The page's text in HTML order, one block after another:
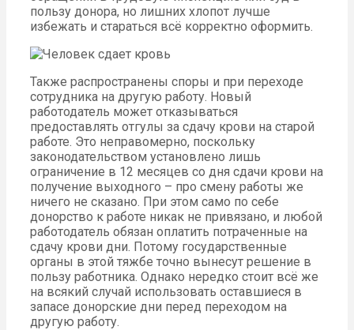
пользу донора, но лишних хлопот лучше
избежать и стараться всё корректно оформить.
Также распространены споры и при переходе
сотрудника на другую работу. Новый
работодатель может отказываться
предоставлять отгулы за сдачу крови на старой
работе. Это неправомерно, поскольку
законодательством установлено лишь
ограничение в 12 месяцев со дня сдачи крови на
получение выходного – про смену работы же
ничего не сказано. При этом само по себе
донорство к работе никак не привязано, и любой
работодатель обязан оплатить потраченные на
сдачу крови дни. Потому государственные
органы в этой тяжбе точно вынесут решение в
пользу работника. Однако нередко стоит всё же
на всякий случай использовать оставшиеся в
запасе донорские дни перед переходом на
другую работу.